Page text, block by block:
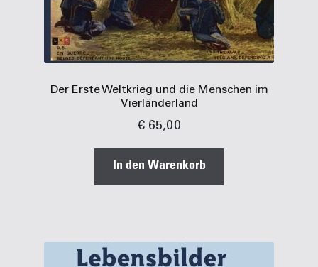
Der Erste Weltkrieg und die Menschen im
Vierländerland
€65,00
In den Warenkorb